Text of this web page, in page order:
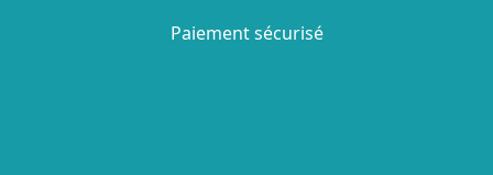
Paiement sécurisé